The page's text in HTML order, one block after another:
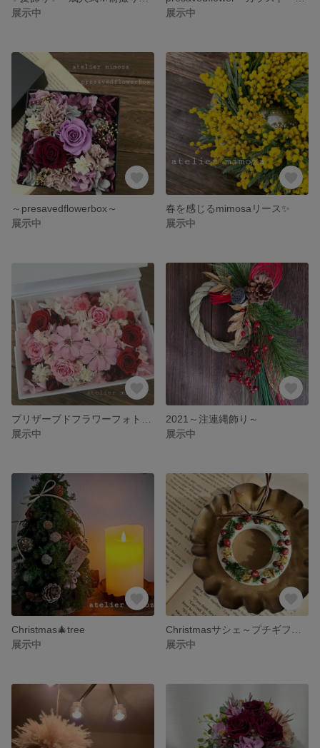
展示中
展示中
～presavedflowerbox～
展示中
春を感じるmimosaリース✨
展示中
展示中
2021～注連縄飾り～
展示中
Christmas🎄tree
展示中
展示中